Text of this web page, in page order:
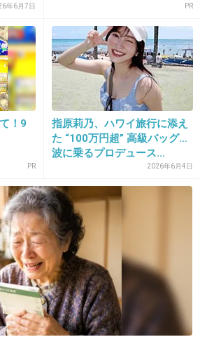
+315 -40
出てる理由がよく解らない。
女受け悪いし、男グセ悪いの
+198
みたいに扱わないで
+136 -6
年6月7日 PR
！9
PR
指原莉乃、ハワイ旅行に添え
た “100万円超” 高級バッグ…
波に乗るプロデュース...
2026年6月4日